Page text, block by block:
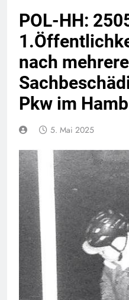
POL-HH:
nach
Pkw im
5. Mai 2025